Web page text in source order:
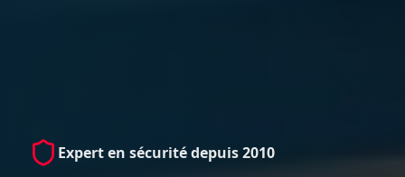
Expert en sécurité depuis 2010